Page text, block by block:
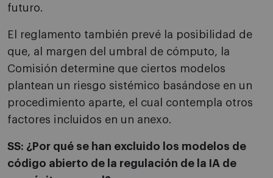
futuro.
El reglamento también prevé la posibilidad de
que, al margen del umbral de cómputo, la
Comisión determine que ciertos modelos
plantean un riesgo sistémico basándose en un
procedimiento aparte, el cual contempla otros
factores incluidos en un anexo.
SS: ¿Por qué se han excluido los modelos de
código abierto de la regulación de la IA de